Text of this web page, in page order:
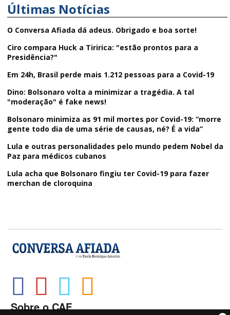
Últimas Notícias
O Conversa Afiada dá adeus. Obrigado e boa sorte!
Ciro compara Huck a Tiririca: "estão prontos para a
Presidência?"
Em 24h, Brasil perde mais 1.212 pessoas para a Covid-19
Dino: Bolsonaro volta a minimizar a tragédia. A tal
"moderação" é fake news!
Bolsonaro minimiza as 91 mil mortes por Covid-19: “morre
gente todo dia de uma série de causas, né? É a vida”
Lula e outras personalidades pelo mundo pedem Nobel da
Paz para médicos cubanos
Lula acha que Bolsonaro fingiu ter Covid-19 para fazer
merchan de cloroquina
Sobre o CAF